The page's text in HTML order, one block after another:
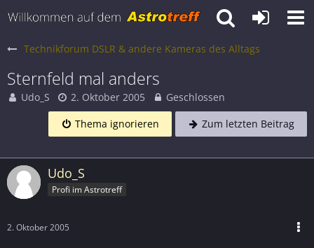
Technikforum DSLR & andere Kameras des Alltags
Sternfeld mal anders
Udo_S 2. Oktober 2005
Geschlossen
Thema ignorieren
Zum letzten Beitrag
Udo_S
Profi im Astrotreff
2. Oktober 2005